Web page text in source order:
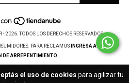
el uso de cookies para agilizar tu
2026. TODOS LOS DERECHOS RESERVADOS.
PARA RECLAMOS
INGRESÁ ACÁ.
DE ARREPENTIMIENTO